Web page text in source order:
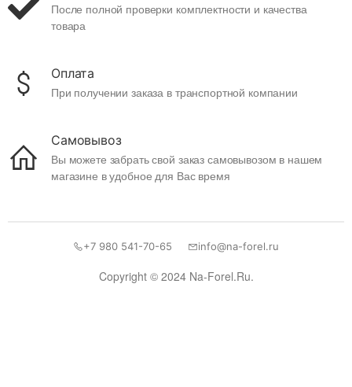
После полной проверки комплектности и качества
товара
Оплата
При получении заказа в транспортной компании
Самовывоз
Вы можете забрать свой заказ самовывозом в нашем
магазине в удобное для Вас время
Copyright © 2024 Na-Forel.Ru.
+7 980 541-70-65 info@na-forel.ru